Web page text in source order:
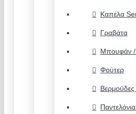
Καπέλα
Γραβάτα
Μπουφάν /
Φούτερ